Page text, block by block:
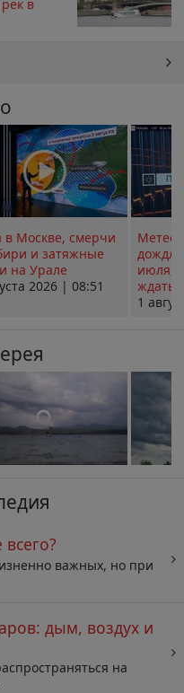
в
в Москве, смерчи
и затяжные
на Урале
2026 | 08:51
июля;
ждать
1
важных, но при
дым, воздух и
на